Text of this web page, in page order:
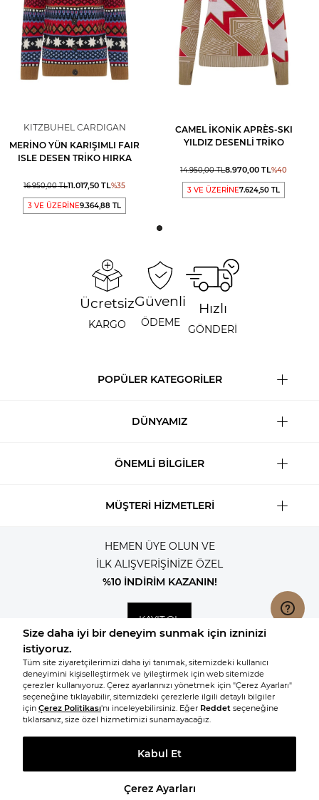
KITZBUHEL CARDIGAN
MERINO YÜN KARIŞIMLI FAIR
ISLE DESEN TRIKO HIRKA
16.950,00TL11.017,50 TL%35
3 VE ÜZERİNE9.364,88 TL
CAMEL İKONIK APRÈS-SKI
YILDIZ DESENLI TRIKO
14.950,00TL8.970,00 TL%40
3 VE ÜZERİNE7.624,50 TL
Ücretsiz
KARGO
Güvenli
ÖDEME
Hızlı
GÖNDERİ
POPÜLER KATEGORİLER
DÜNYAMIZ
ÖNEMLİ BİLGİLER
MÜŞTERİ HİZMETLERİ
HEMEN ÜYE OLUN VE
İLK ALIŞVERİŞİNİZE ÖZEL
%10 İNDİRİM KAZANIN!
KAYIT OL
BENZER ÜRÜNLERE GİT